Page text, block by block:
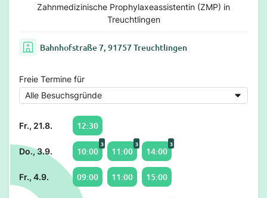
Zahnmedizinische Prophylaxeassistentin (ZMP) in
Treuchtlingen
Bahnhofstraße 7, 91757 Treuchtlingen
Freie Termine für
Fr., 21.8. 12:30
Do., 3.9. 10:00
3
11:00
3
14:00
3
Fr., 4.9. 09:00 11:00 15:00